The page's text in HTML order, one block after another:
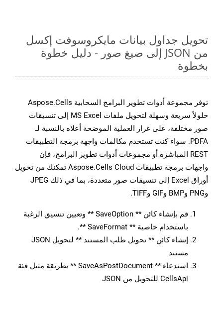
تحويل جداول بيانات مايكروسوفت إكسل
من JSON إلى صيغ صور - دليل خطوة
بخطوة
توفر مجموعة أدوات تطوير البرامج السحابية Aspose.Cells
حلولاً سريعة وسهلة لتحويل ملفات MS Excel إلى تنسيقات
صور مختلفة، على غرار العملية الموضحة أعلاه بالنسبة لـ
PDFA. سواء كنت تستخدم مكالمات واجهة برمجة التطبيقات
REST المباشرة أو مجموعات أدوات تطوير البرامج، فإن
واجهات برمجة تطبيقات Aspose.Cells Cloud تمكنك من تحويل
أوراق Excel إلى تنسيقات صور متعددة، بما في ذلك JPEG
وPNG وBMP وGIF وTIFF.
قم بإنشاء كائن ** SaveOption ** وتعيين تنسيق الرغبة
باستخدام خاصية ** SaveFormat **.
إنشاء كائن ** تحويل طلب المستند ** لتحويل JSON
مستند
استدعاء ** SaveAsPostDocument ** بطريقة مثيل فئة
CellsApi للتحويل من JSON